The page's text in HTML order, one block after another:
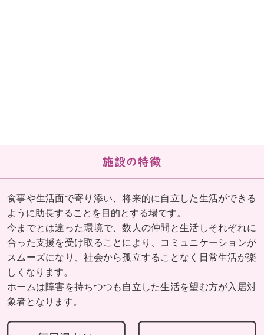
施設の特徴
食事や生活面で寄り添い、将来的に自立した生活ができる
ように助長することを目的とする場です。
今までとは違った環境で、数人の仲間と生活しそれぞれに
合った支援を受け取ることにより、コミュニケーションが
スムーズになり、社会から孤立することなく日常生活が楽
しくなります。
ホームは障害を持ちつつも自立した生活を望む方が入居対
象者となります。